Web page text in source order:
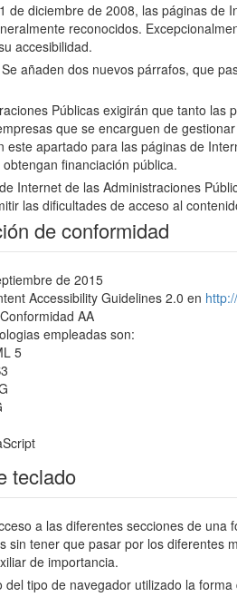
de diciembre de 2008, las páginas de
reconocidos.
accesibilidad.
Se añaden dos nuevos párrafos, que
Públicas exigirán que tanto
que se encarguen de
este apartado para las páginas de
financiación pública.
Internet de las Administraciones
las dificultades de acceso al
de conformidad
de 2015
Accessibility Guidelines 2.0 en
AA
empleadas son:
5
teclado
a las diferentes secciones de
sin tener que pasar por los diferentes
de importancia.
del tipo de navegador utilizado la